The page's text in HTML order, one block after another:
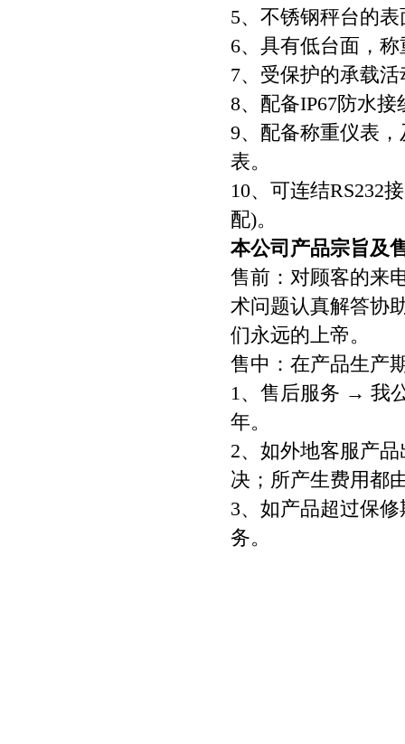
5、不锈钢秤台的
6、具有低台面，
7、受保护的承载
8、配备IP67防水
9、配备称重仪表
表。
10、可连结RS232
配)。
本公司产品宗旨及
售前：对顾客的来
术问题认真解答协
们永远的上帝。
售中：在产品生产
1、售后服务 → 我
年。
2、如外地客服产
决；所产生费用都
3、如产品超过保
务。